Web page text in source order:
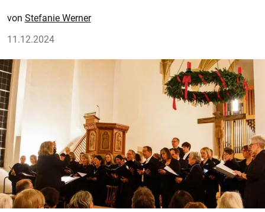
Stefanie Werner
11.12.2024